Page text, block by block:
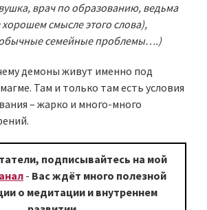
врач по образованию, ведьма
смысле этого слова),
семейные проблемы….)
демоны живут именно под
Там и только там есть условия
– жарко и много-много
подписывайтесь на мой
- Вас ждёт много полезной
о медитации и внутреннем